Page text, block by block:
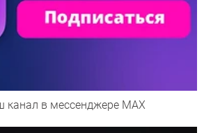
канал в мессенджере МАХ